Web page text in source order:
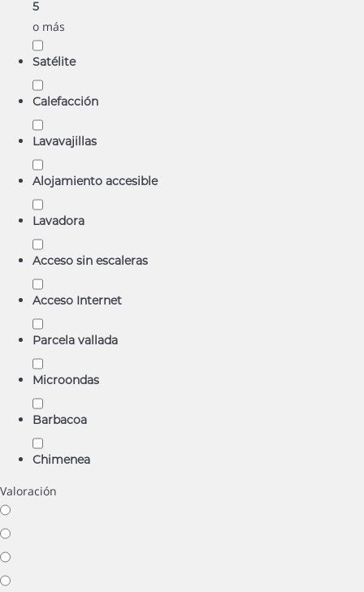
5
o más
Satélite
Calefacción
Lavavajillas
Alojamiento accesible
Lavadora
Acceso sin escaleras
Acceso Internet
Parcela vallada
Microondas
Barbacoa
Chimenea
Valoración